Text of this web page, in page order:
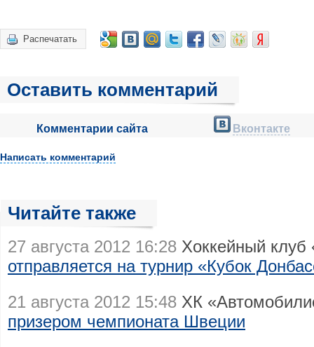
Распечатать
Оставить комментарий
Комментарии сайта Вконтакте
Написать комментарий
Читайте также
27 августа 2012 16:28 Хоккейный клуб
отправляется на турнир «Кубок
21 августа 2012 15:48 ХК
призером чемпионата Швеции